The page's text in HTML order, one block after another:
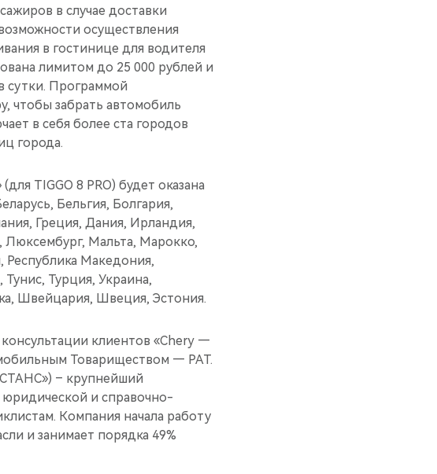
в случае доставки
осуществления
в гостинице для водителя
лимитом до 25 000 рублей и
сутки. Программой
чтобы забрать автомобиль
в себя более ста городов
города.
TIGGO 8 PRO) будет оказана
Бельгия, Болгария,
Греция, Дания, Ирландия,
Мальта, Марокко,
Македония,
Турция, Украина,
Швейцария, Швеция, Эстония.
клиентов «Chery —
Товариществом — РАТ.
– крупнейший
и справочно-
Компания начала работу
и занимает порядка 49%